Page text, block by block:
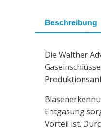
Beschreibung
Die Walther
Entgasung
Vorteil ist.